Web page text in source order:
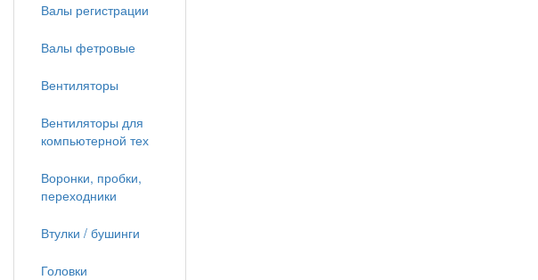
Валы регистрации
Валы фетровые
Вентиляторы
Вентиляторы для
компьютерной тех
Воронки, пробки,
переходники
Втулки / бушинги
Головки